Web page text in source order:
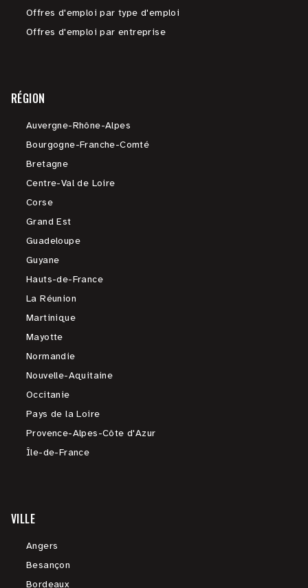
Offres d'emploi par type d'emploi
Offres d'emploi par entreprise
RÉGION
Auvergne-Rhône-Alpes
Bourgogne-Franche-Comté
Bretagne
Centre-Val de Loire
Corse
Grand Est
Guadeloupe
Guyane
Hauts-de-France
La Réunion
Martinique
Mayotte
Normandie
Nouvelle-Aquitaine
Occitanie
Pays de la Loire
Provence-Alpes-Côte d'Azur
Île-de-France
VILLE
Angers
Besançon
Bordeaux